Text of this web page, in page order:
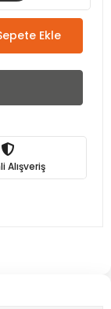
Ekle
Alışveriş